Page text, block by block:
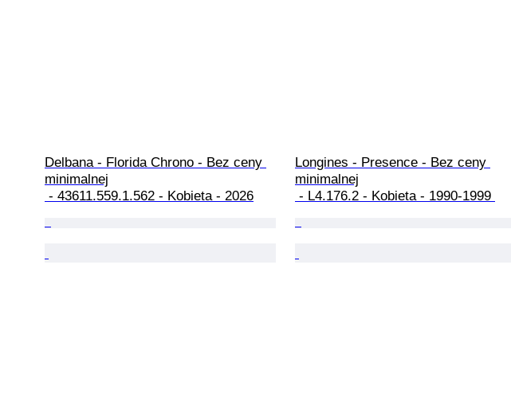
Delbana - Florida Chrono - Bez ceny
minimalnej
- 43611.559.1.562 - Kobieta - 2026
Longines - Presence - Bez ceny
minimalnej
- L4.176.2 - Kobieta - 1990-1999